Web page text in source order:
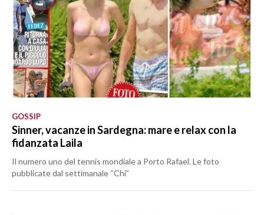
GOSSIP
Sinner, vacanze in Sardegna: mare e relax con la
fidanzata Laila
Il numero uno del tennis mondiale a Porto Rafael. Le foto
pubblicate dal settimanale “Chi”